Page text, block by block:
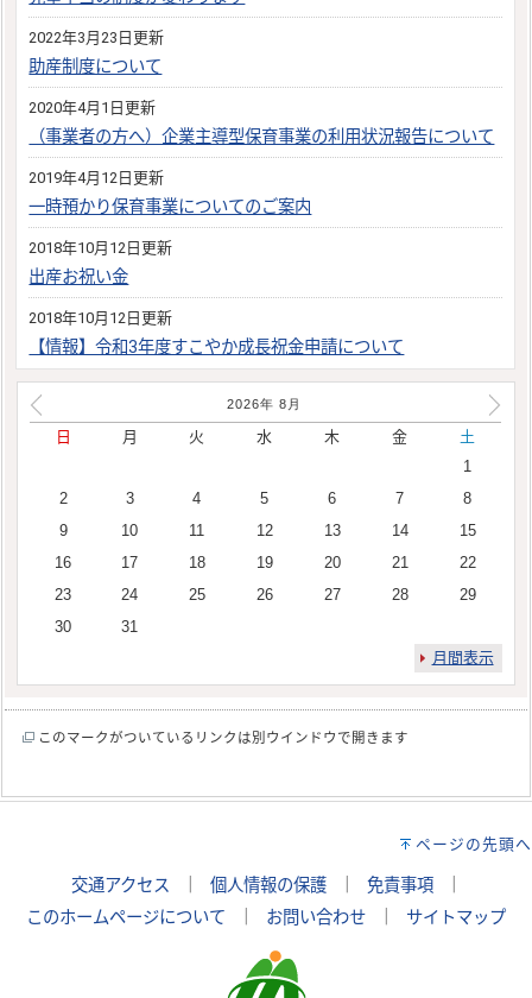
2022年3月23日更新
助産制度について
2020年4月1日更新
（事業者の方へ）企業主導型保育事業の利用状況報告について
2019年4月12日更新
一時預かり保育事業についてのご案内
2018年10月12日更新
出産お祝い金
2018年10月12日更新
【情報】令和3年度すこやか成長祝金申請について
2026年 8 月
日 月 火 水 木 金
土
1
2
3 4 5 6 7
8
9
10 11 12 13 14
15
16
17 18 19 20 21
22
23
24 25 26 27 28
29
30
31
月間表示
このマークがついているリンクは別ウインドウで開きます
ページの先頭へ
交通アクセス 個人情報の保護 免責事項
このホームページについて
お問い合わせ サイトマップ